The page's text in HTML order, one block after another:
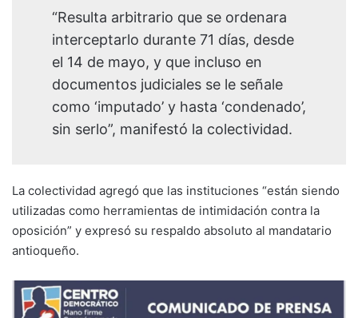
“Resulta arbitrario que se ordenara
interceptarlo durante 71 días, desde
el 14 de mayo, y que incluso en
documentos judiciales se le señale
como ‘imputado’ y hasta ‘condenado’,
sin serlo”, manifestó la colectividad.
La colectividad agregó que las instituciones “están siendo
utilizadas como herramientas de intimidación contra la
oposición” y expresó su respaldo absoluto al mandatario
antioqueño.